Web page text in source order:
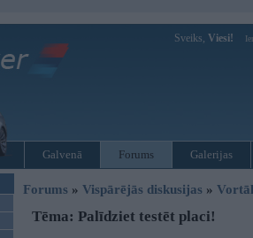
Sveiks, Viesi!
Galvenā Forums Galerijas
Forums » Vispārējās diskusijas »
Tēma: Palīdziet testēt placi!